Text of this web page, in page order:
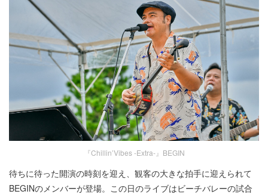
『Chillin’Vibes -Extra-』BEGIN
待ちに待った開演の時刻を迎え、観客の大きな拍手に迎えられて
BEGINのメンバーが登場。この日のライブはビーチバレーの試合